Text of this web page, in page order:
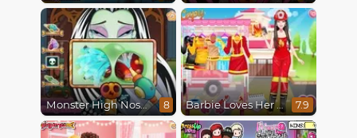
Monster High Nose Doctor 8 Barbie Loves Her Job 7.9